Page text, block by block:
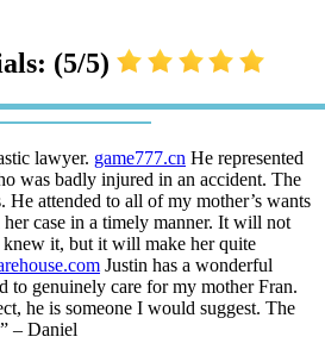
(5/5)
lawyer. game777.cn He represented
was badly injured in an accident. The
He attended to all of my mother’s wants
her case in a timely manner. It will not
knew it, but it will make her quite
Justin has a wonderful
to genuinely care for my mother Fran.
he is someone I would suggest. The
– Daniel